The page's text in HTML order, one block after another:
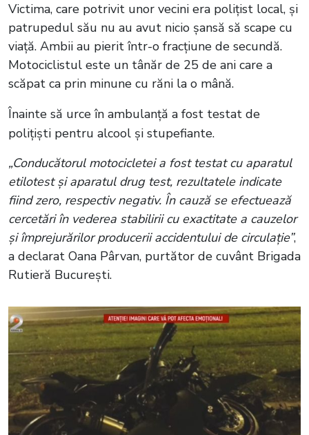
Victima, care potrivit unor vecini era polițist local, și
patrupedul său nu au avut nicio șansă să scape cu
viață. Ambii au pierit într-o fracțiune de secundă.
Motociclistul este un tânăr de 25 de ani care a
scăpat ca prin minune cu răni la o mână.
Înainte să urce în ambulanță a fost testat de
polițiști pentru alcool și stupefiante.
„Conducătorul motocicletei a fost testat cu aparatul
etilotest și aparatul drug test, rezultatele indicate
fiind zero, respectiv negativ. În cauză se efectuează
cercetări în vederea stabilirii cu exactitate a cauzelor
și împrejurărilor producerii accidentului de circulație”,
a declarat Oana Pârvan, purtător de cuvânt Brigada
Rutieră București.